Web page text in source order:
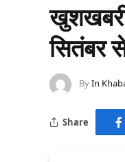
सितंबर
ByIn
Share